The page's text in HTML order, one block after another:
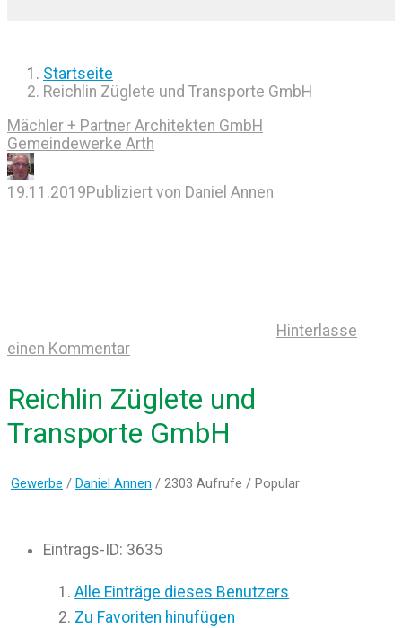
Startseite
Reichlin Züglete und Transporte GmbH
Mächler + Partner Architekten GmbH
Gemeindewerke Arth
19.11.2019Publiziert von Daniel Annen
Hinterlasse
einen Kommentar
Reichlin Züglete und
Transporte GmbH
Gewerbe / Daniel Annen / 2303 Aufrufe / Popular
Eintrags-ID: 3635
Alle Einträge dieses Benutzers
Zu Favoriten hinufügen